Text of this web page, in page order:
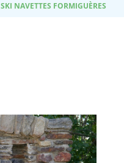
SKI NAVETTES FORMIGUÈRES